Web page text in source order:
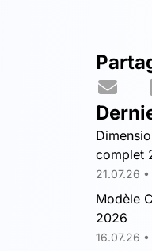
complet
21.07.26
Modèle
2026
16.07.26